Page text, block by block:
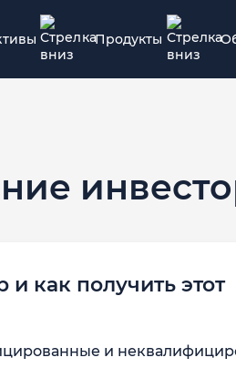
Продукты
как получить этот
и